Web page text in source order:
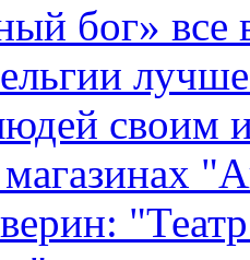
бог» все
своим